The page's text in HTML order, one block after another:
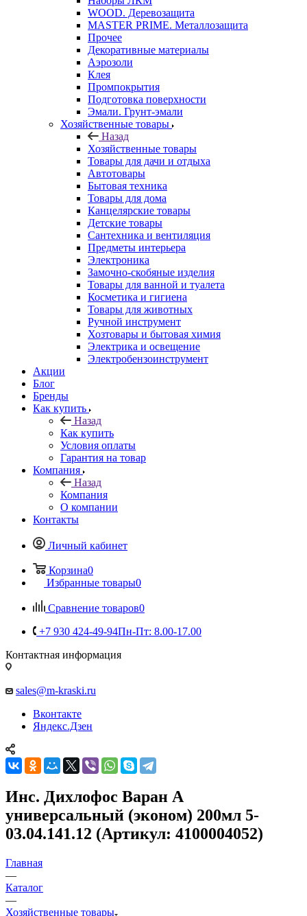
WOOD. Деревозащита
MASTER PRIME. Металлозащита
Прочее
Декоративные материалы
Аэрозоли
Клея
Промпокрытия
Подготовка поверхности
Эмали. Грунт-эмали
Хозяйственные товары
Назад
Хозяйственные товары
Товары для дачи и отдыха
Автотовары
Бытовая техника
Товары для дома
Канцелярские товары
Детские товары
Сантехника и вентиляция
Предметы интерьера
Электроника
Замочно-скобяные изделия
Товары для ванной и туалета
Косметика и гигиена
Товары для животных
Ручной инструмент
Хозтовары и бытовая химия
Электрика и освещение
Электробензоинструмент
Акции
Блог
Бренды
Как купить
Назад
Как купить
Условия оплаты
Гарантия на товар
Компания
Назад
Компания
О компании
Контакты
Личный кабинет
Корзина0
Избранные товары0
Сравнение товаров0
+7 930 424-49-94Пн-Пт: 8.00-17.00
Контактная информация
sales@m-kraski.ru
Вконтакте
Яндекс.Дзен
Инс. Дихлофос Варан А
универсальный (эконом) 200мл 5-
03.04.141.12 (Артикул: 4100004052)
Главная
—
Каталог
—
Хозяйственные товары